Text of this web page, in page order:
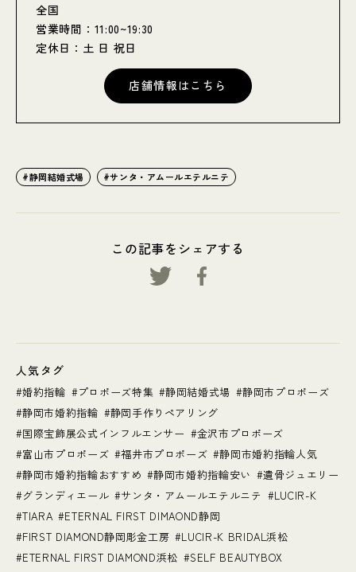
全国
営業時間：11:00~19:30
定休日：土 日 祝日
店舗情報はこちら
静岡結婚式場 サンタ・アムールエテルニテ
この記事をシェアする
人気タグ
婚約指輪 プロポーズ特集 静岡結婚式場
静岡市プロポーズ
静岡市婚約指輪
静岡手作りペアリング
国際宝飾展公式インフルエンサー
金沢市プロポーズ
富山市プロポーズ
福井市プロポーズ
静岡市婚約指輪人気
静岡市婚約指輪おすすめ
静岡市婚約指輪安い
遺骨ジュエリー
グランディエール
サンタ・アムールエテルニテ
LUCIR-K
TIARA
ETERNAL FIRST DIMAOND静岡
FIRST DIAMOND静岡彫金工房
LUCIR-K BRIDAL浜松
ETERNAL FIRST DIAMOND浜松
SELF BEAUTYBOX